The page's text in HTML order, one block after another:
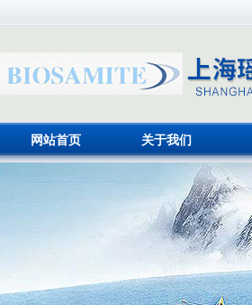
网站首页 关于我们